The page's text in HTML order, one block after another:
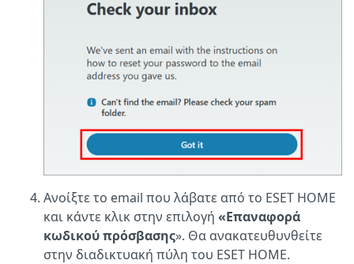
Ανοίξτε το email που λάβατε από το ESET HOME
και κάντε κλικ στην επιλογή «Επαναφορά
κωδικού πρόσβασης». Θα ανακατευθυνθείτε
στην διαδικτυακή πύλη του ESET HOME.